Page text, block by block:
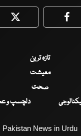
Twitter
تازہ ترین
معیشت
صحت
دلچسپ و
Pakistan News in Urdu